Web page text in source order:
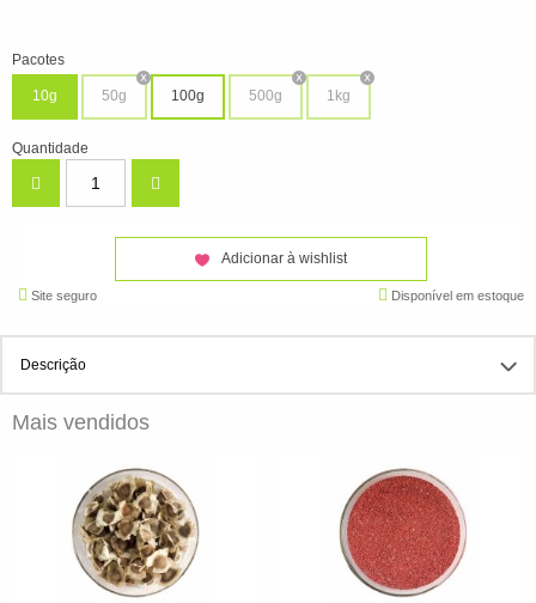
Pacotes
10g 50g 100g 500g 1kg
Quantidade
Adicionar à wishlist
Site seguro Disponível em estoque
Descrição
Mais vendidos